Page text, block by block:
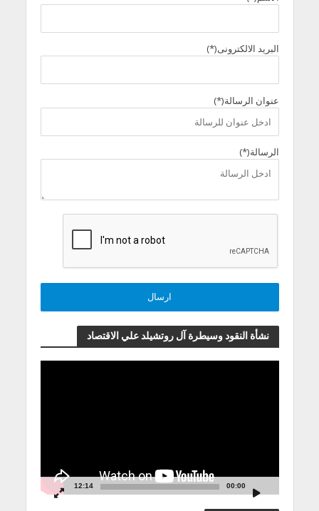
البريد الالكترونى(*)
عنوان الرسالة(*)
الرسالة(*)
نشأة النقود وسيطرة آل روتشيلد علي الاقتصاد
00:00
12:14